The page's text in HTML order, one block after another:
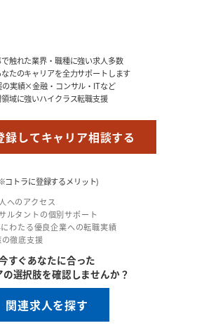
で触れた業界・職種に強い求人多数
たのキャリアを全力サポートします
の実績×金融・コンサル・ITなど
域に強いハイクラス転職支援
録してキャリア相談する
コトラに登録するメリット)
へのアクセス
ルタントの個別サポート
わたる優良企業への転職実績
徹底支援
すぐあなたに合った
の選択肢を確認しませんか？
関連求人を探す